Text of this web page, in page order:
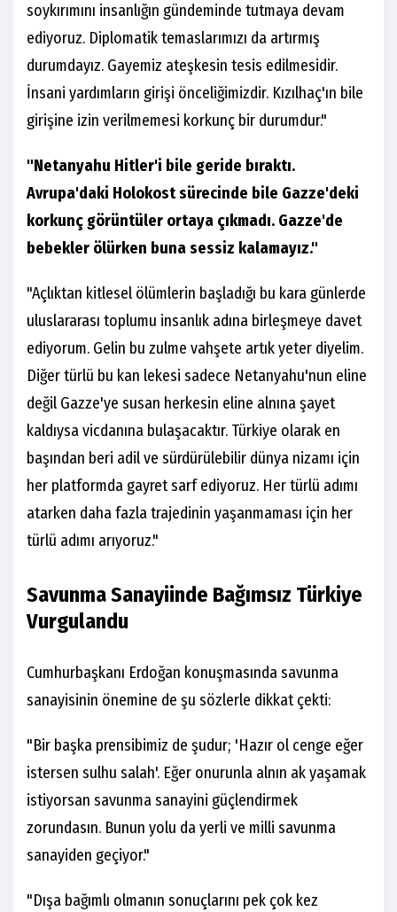
soykırımını insanlığın gündeminde tutmaya devam
ediyoruz. Diplomatik temaslarımızı da artırmış
durumdayız. Gayemiz ateşkesin tesis edilmesidir.
İnsani yardımların girişi önceliğimizdir. Kızılhaç'ın bile
girişine izin verilmemesi korkunç bir durumdur."
"Netanyahu Hitler'i bile geride bıraktı.
Avrupa'daki Holokost sürecinde bile Gazze'deki
korkunç görüntüler ortaya çıkmadı. Gazze'de
bebekler ölürken buna sessiz kalamayız."
"Açlıktan kitlesel ölümlerin başladığı bu kara günlerde
uluslararası toplumu insanlık adına birleşmeye davet
ediyorum. Gelin bu zulme vahşete artık yeter diyelim.
Diğer türlü bu kan lekesi sadece Netanyahu'nun eline
değil Gazze'ye susan herkesin eline alnına şayet
kaldıysa vicdanına bulaşacaktır. Türkiye olarak en
başından beri adil ve sürdürülebilir dünya nizamı için
her platformda gayret sarf ediyoruz. Her türlü adımı
atarken daha fazla trajedinin yaşanmaması için her
türlü adımı arıyoruz."
Savunma Sanayiinde Bağımsız Türkiye
Vurgulandu
Cumhurbaşkanı Erdoğan konuşmasında savunma
sanayisinin önemine de şu sözlerle dikkat çekti:
"Bir başka prensibimiz de şudur; 'Hazır ol cenge eğer
istersen sulhu salah'. Eğer onurunla alnın ak yaşamak
istiyorsan savunma sanayini güçlendirmek
zorundasın. Bunun yolu da yerli ve milli savunma
sanayiden geçiyor."
"Dışa bağımlı olmanın sonuçlarını pek çok kez